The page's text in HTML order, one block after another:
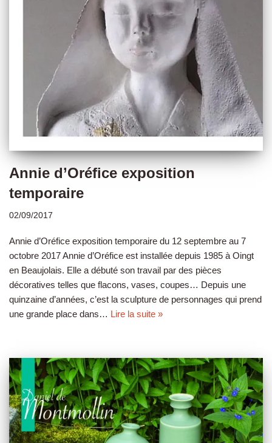
Annie d’Oréfice exposition
temporaire
02/09/2017
Annie d’Oréfice exposition temporaire du 12 septembre au 7
octobre 2017 Annie d’Oréfice est installée depuis 1985 à Oingt
en Beaujolais. Elle a débuté son travail par des pièces
décoratives telles que flacons, vases, coupes… Depuis une
quinzaine d’années, c’est la sculpture de personnages qui prend
une grande place dans… Lire la suite »